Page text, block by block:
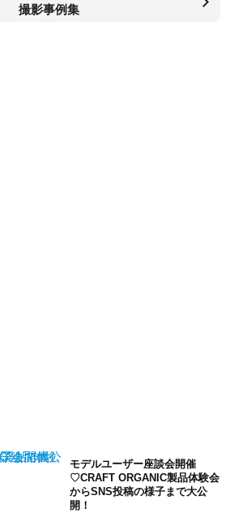
撮影事例集
モデルユーザー座談会開催
♡CRAFT ORGANIC製品体験会
からSNS投稿の様子まで大公
開！